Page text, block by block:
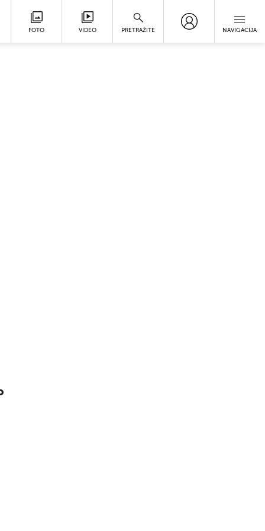
FOTO VIDEO PRETRAŽITE NAVIGACIJA